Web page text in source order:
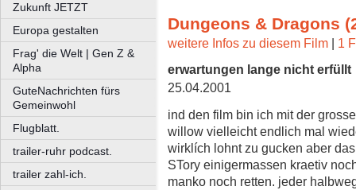
Zukunft JETZT
Europa gestalten
Frag' die Welt | Gen Z &
Alpha
GuteNachrichten fürs
Gemeinwohl
Flugblatt.
trailer-ruhr podcast.
trailer zahl-ich.
Dungeons & Dragons
weitere Infos zu diesem Film | 1
erwartungen lange nicht erfüllt
25.04.2001
ind den film bin ich mit der
willow vielleicht endlich mal
wirklích lohnt zu gucken aber
STory einigermassen kraetiv
manko noch retten. jeder